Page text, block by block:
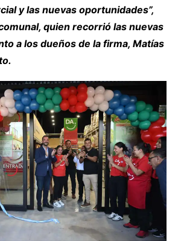
y las nuevas oportunidades”,
quien recorrió las nuevas
a los dueños de la firma, Matías